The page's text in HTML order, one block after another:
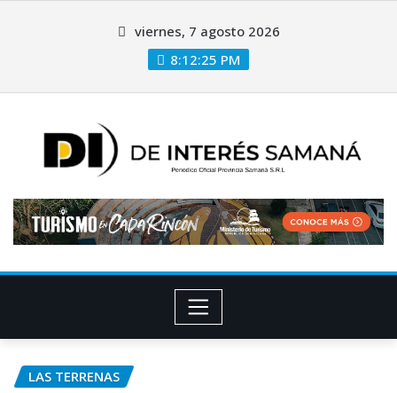
viernes, 7 agosto 2026
8:12:26 PM
LAS TERRENAS